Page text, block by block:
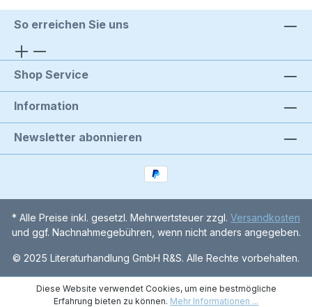
So erreichen Sie uns
Shop Service
Information
Newsletter abonnieren
* Alle Preise inkl. gesetzl. Mehrwertsteuer zzgl. Versandkosten
und ggf. Nachnahmegebühren, wenn nicht anders angegeben.
© 2025 Literaturhandlung GmbH R&S. Alle Rechte vorbehalten.
Diese Website verwendet Cookies, um eine bestmögliche
Erfahrung bieten zu können. Mehr Informationen ...